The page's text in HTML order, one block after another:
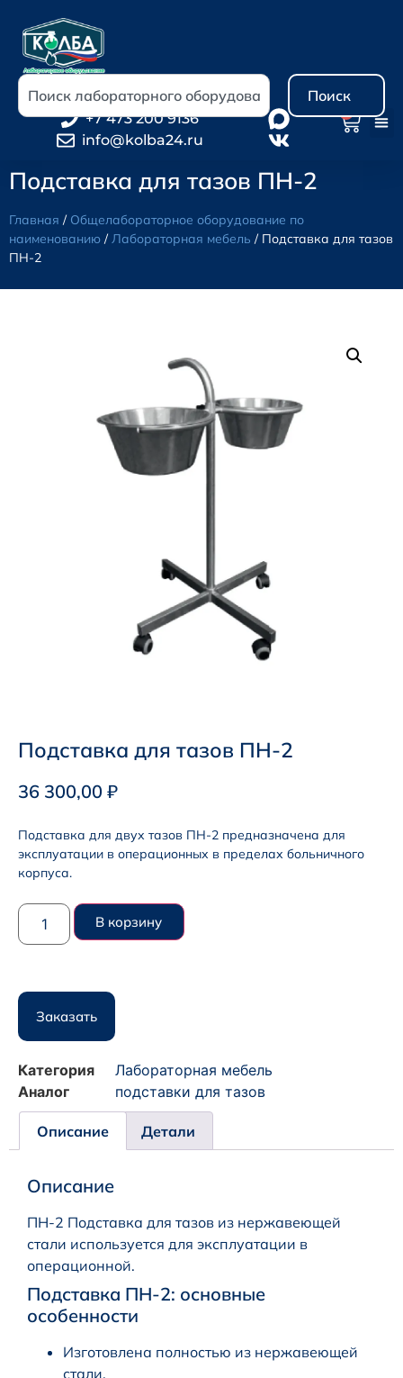
Поиск
+7 473 200 9136
info@kolba24.ru
Подставка для тазов ПН-2
Главная / Общелабораторное оборудование по
наименованию /Лабораторная мебель / Подставка для тазов
ПН-2
Подставка для тазов ПН-2
36 300,00 ₽
Подставка для двух тазов ПН-2 предназначена для
эксплуатации в операционных в пределах больничного
корпуса.
В корзину
Заказать
Категория
Лабораторная мебель
Аналог
подставки для тазов
Описание Детали
Описание
ПН-2 Подставка для тазов из нержавеющей
стали используется для эксплуатации в
операционной.
Подставка ПН-2: основные
особенности
Изготовлена полностью из нержавеющей
стали.